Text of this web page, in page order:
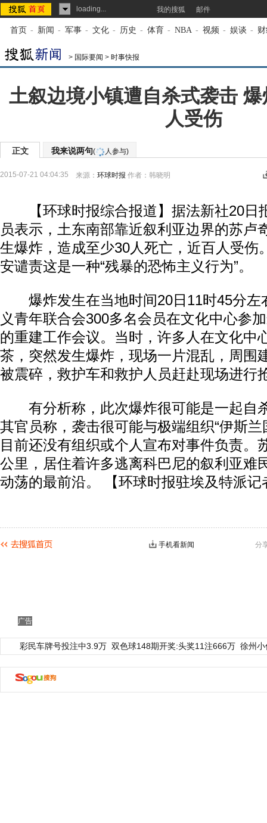
loading... 我的搜狐 邮件
首页 - 新闻 - 军事 - 文化 - 历史 - 体育 - NBA - 视频 - 娱谈 -
> 国际要闻 > 时事快报
土叙边境小镇遭自杀式袭击
人受伤
正文 我来说两句( 人参与)
2015-07-21 04:04:35 来源： 环球时报 作者：韩晓明
【环球时报综合报道】据法新社20日
员表示，土东南部靠近叙利亚边界的苏卢
生爆炸，造成至少30人死亡，近百人受伤
安谴责这是一种“残暴的恐怖主义行为”。
爆炸发生在当地时间20日11时45分左
义青年联合会300多名会员在文化中心参
的重建工作会议。当时，许多人在文化中
茶，突然发生爆炸，现场一片混乱，周围
被震碎，救护车和救护人员赶赴现场进行
有分析称，此次爆炸很可能是一起自
其官员称，袭击很可能与极端组织“伊斯兰
目前还没有组织或个人宣布对事件负责。
公里，居住着许多逃离科巴尼的叙利亚难
动荡的最前沿。 【环球时报驻埃及特派记
分
手机看新闻
广告
彩民车牌号投注中3.9万 双色球148期开奖:头奖11注666万 徐州